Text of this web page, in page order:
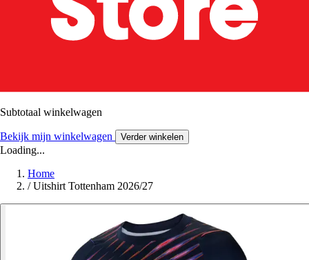
Subtotaal winkelwagen
Bekijk mijn winkelwagen Verder winkelen
Loading...
Home
/ Uitshirt Tottenham 2026/27